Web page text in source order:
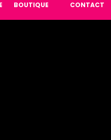
BOUTIQUE CONTACT